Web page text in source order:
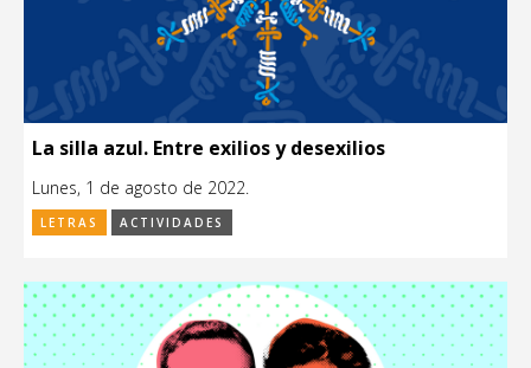
La silla azul. Entre exilios y desexilios
Lunes, 1 de agosto de 2022.
LETRAS ACTIVIDADES